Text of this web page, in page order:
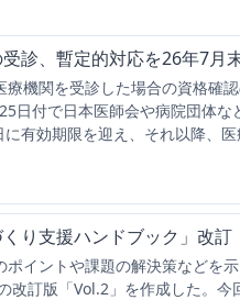
診、暫定的対応を26年7月
機関を受診した場合の資格確
日付で日本医師会や病院団体な
有効期限を迎え、それ以降、
くり支援ハンドブック」改
イントや課題の解決策などを
訂版「Vol.2」を作成した。今